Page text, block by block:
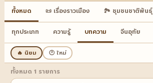
ทั้งหมด 📜 เรื่องราวเมือง 🏞️ ชุมชนชาติพันธุ์
ทุกประเภท ความรู้ บทความ จีนอุทัย
🔥 นิยม 🕐 ใหม่
ทั้งหมด 1 รายการ